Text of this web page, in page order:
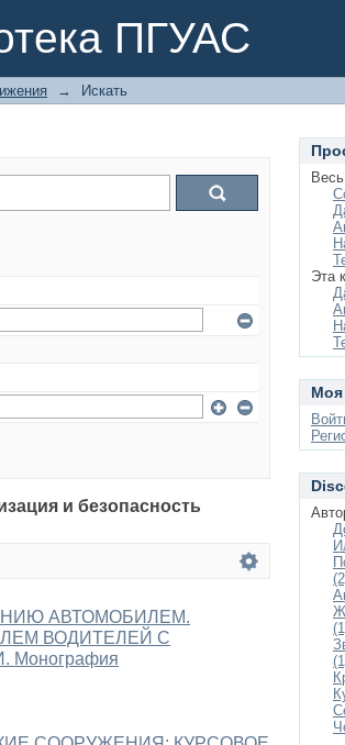
ПГУАС
→ Искать
и безопасность
АВТОМОБИЛЕМ.
ВОДИТЕЛЕЙ С
Эта
Моя